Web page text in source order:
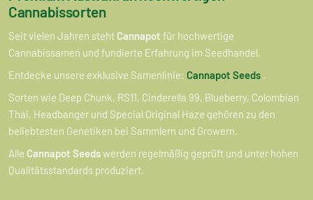
Cannabissorten
Seit vielen Jahren steht Cannapot für hochwertige
Cannabissamen und fundierte Erfahrung im Seedhandel.
Entdecke unsere exklusive Samenlinie:Cannapot Seeds
Sorten wie Deep Chunk, RS11, Cinderella 99, Blueberry, Colombian
Thai, Headbanger und Special Original Haze gehören zu den
beliebtesten Genetiken bei Sammlern und Growern.
Alle Cannapot Seedswerden regelmäßig geprüft und unter hohen
Qualitätsstandards produziert.